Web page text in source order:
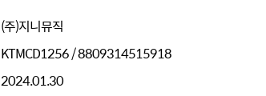
(주)지니뮤직
KTMCD1256 / 8809314515918
2024.01.30